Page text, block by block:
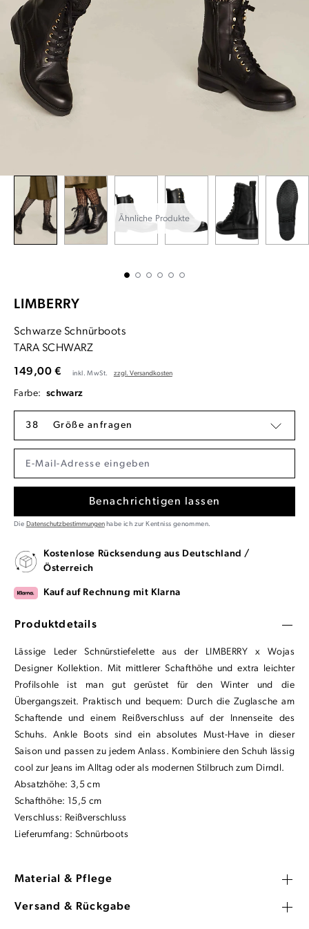
Ähnliche Produkte
LIMBERRY
Schwarze Schnürboots
TARA SCHWARZ
149,00 € inkl. MwSt. zzgl. Versandkosten
Farbe: schwarz
38 Größe anfragen
Benachrichtigen lassen
Die Datenschutzbestimmungenhabe ich zur Kentniss genommen.
Kostenlose Rücksendung aus Deutschland /
Österreich
Kauf auf Rechnung mit Klarna
Produktdetails
Lässige Leder Schnürstiefelette aus der LIMBERRY x Wojas
Designer Kollektion. Mit mittlerer Schafthöhe und extra leichter
Profilsohle ist man gut gerüstet für den Winter und die
Übergangszeit. Praktisch und bequem: Durch die Zuglasche am
Schaftende und einem Reißverschluss auf der Innenseite des
Schuhs. Ankle Boots sind ein absolutes Must-Have in dieser
Saison und passen zu jedem Anlass. Kombiniere den Schuh lässig
cool zur Jeans im Alltag oder als modernen Stilbruch zum Dirndl.
Absatzhöhe: 3,5 cm
Schafthöhe: 15,5 cm
Verschluss: Reißverschluss
Lieferumfang: Schnürboots
Material & Pflege
Versand & Rückgabe